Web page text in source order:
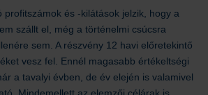
profitszámok és -kilátások jelzik, hogy a
szállt el, még a történelmi csúcsra
sem. A részvény 12 havi előretekintő
vesz fel. Ennél magasabb értékeltségi
a tavalyi évben, de év elején is valamivel